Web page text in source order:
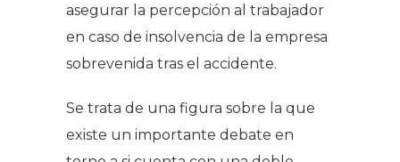
asegurar la percepción al trabajador
en caso de insolvencia de la empresa
sobrevenida tras el accidente.
Se trata de una figura sobre la que
existe un importante debate en